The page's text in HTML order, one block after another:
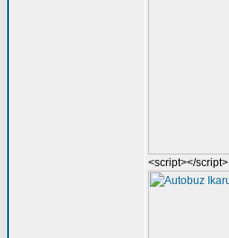
<script></script>